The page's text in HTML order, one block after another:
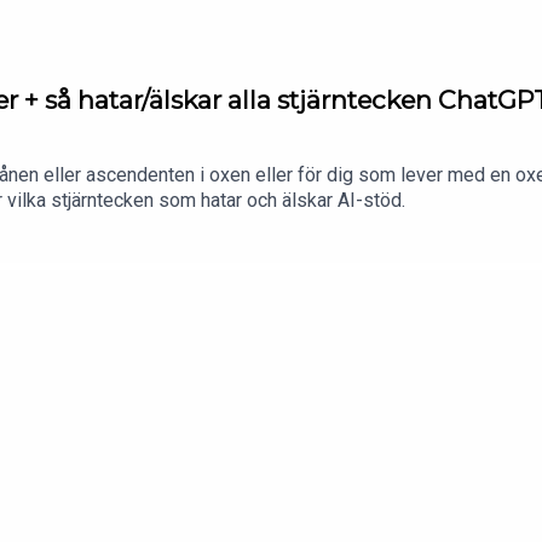
+ så hatar/älskar alla stjärntecken
eller ascendenten i oxen eller för dig som lever med en
stjärntecken som hatar och älskar AI-stöd.